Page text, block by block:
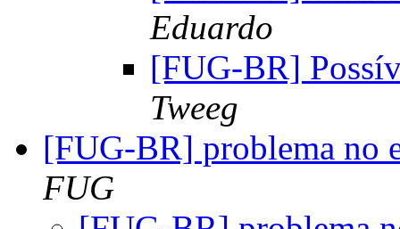
Eduardo
[FUG-BR]
Tweeg
[FUG-BR] problema no
FUG